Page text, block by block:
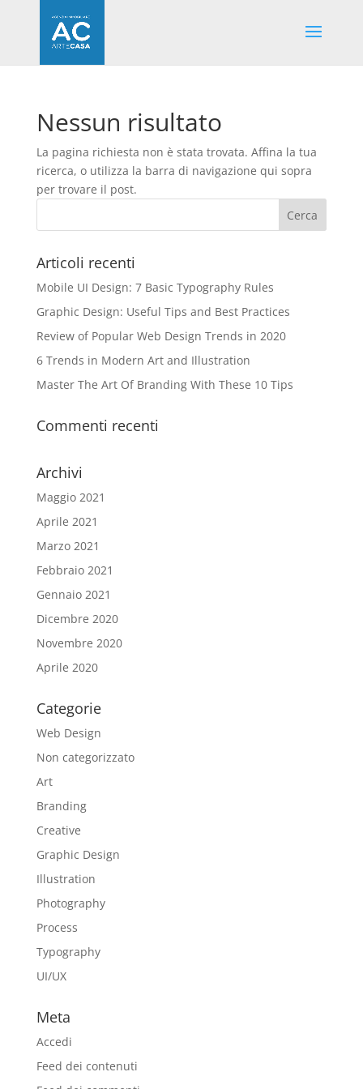
Nessun risultato
La pagina richiesta non è stata trovata. Affina la tua
ricerca, o utilizza la barra di navigazione qui sopra
per trovare il post.
Articoli recenti
Mobile UI Design: 7 Basic Typography Rules
Graphic Design: Useful Tips and Best Practices
Review of Popular Web Design Trends in 2020
6 Trends in Modern Art and Illustration
Master The Art Of Branding With These 10 Tips
Commenti recenti
Archivi
Maggio 2021
Aprile 2021
Marzo 2021
Febbraio 2021
Gennaio 2021
Dicembre 2020
Novembre 2020
Aprile 2020
Categorie
Web Design
Non categorizzato
Art
Branding
Creative
Graphic Design
Illustration
Photography
Process
Typography
UI/UX
Meta
Accedi
Feed dei contenuti